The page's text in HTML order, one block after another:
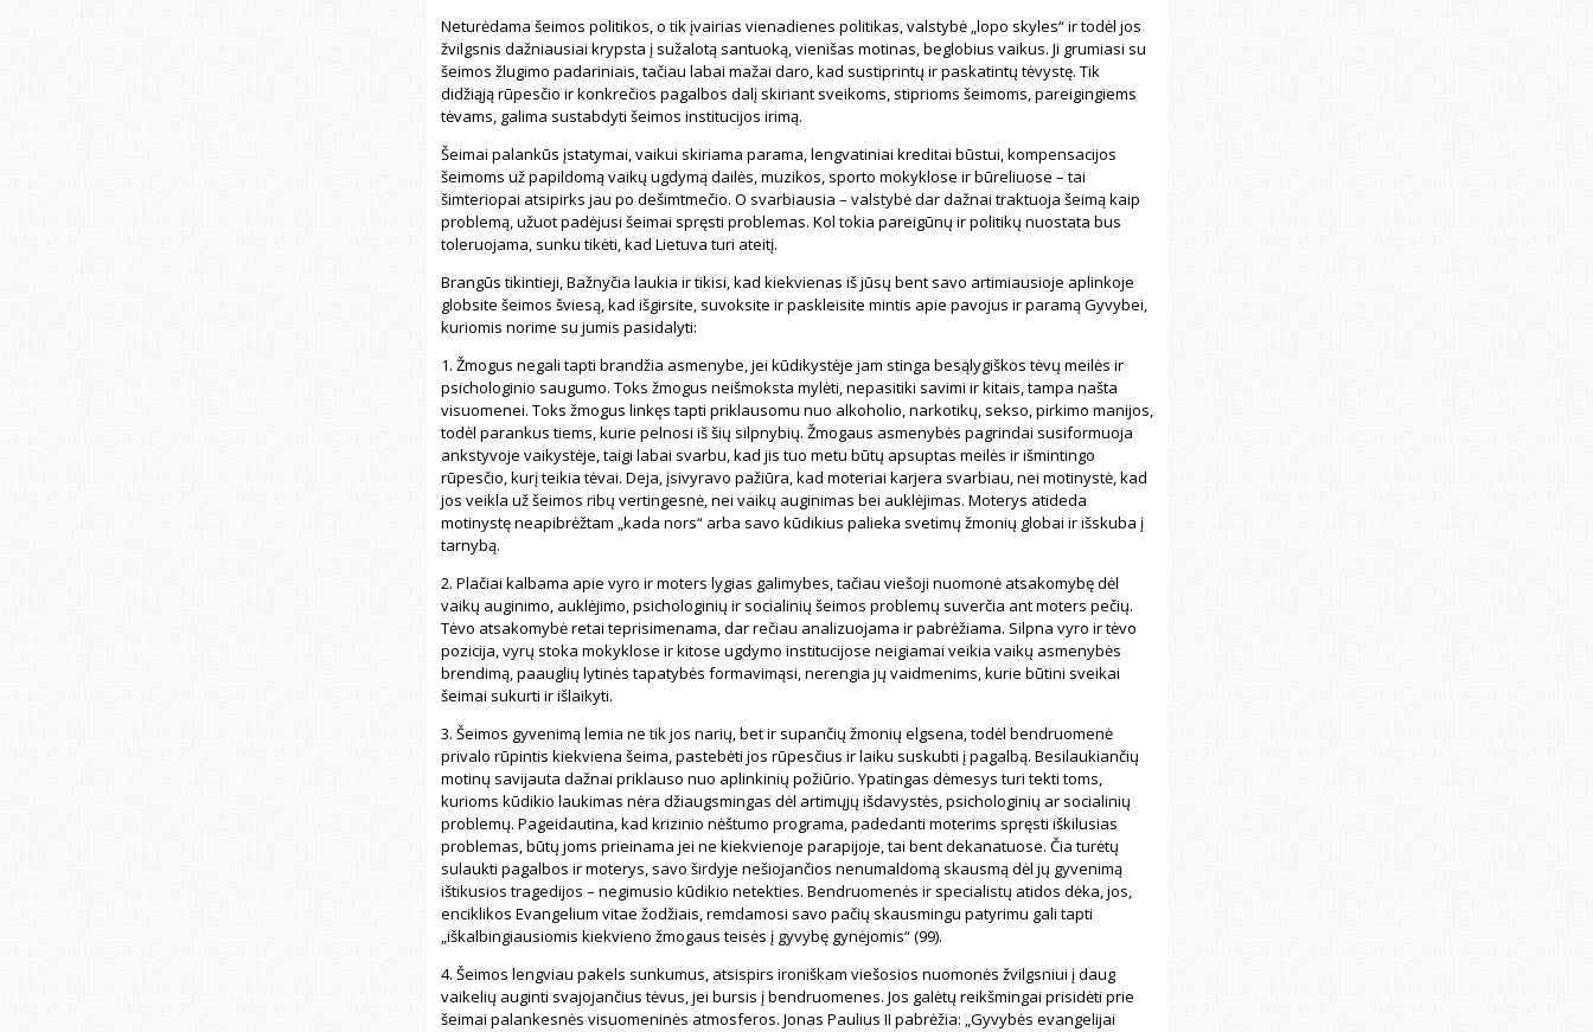
Neturėdama šeimos politikos, o tik įvairias vienadienes politikas, valstybė „lopo skyles“ ir todėl jos
žvilgsnis dažniausiai krypsta į sužalotą santuoką, vienišas motinas, beglobius vaikus. Ji grumiasi su
šeimos žlugimo padariniais, tačiau labai mažai daro, kad sustiprintų ir paskatintų tėvystę. Tik
didžiąją rūpesčio ir konkrečios pagalbos dalį skiriant sveikoms, stiprioms šeimoms, pareigingiems
tėvams, galima sustabdyti šeimos institucijos irimą.
Šeimai palankūs įstatymai, vaikui skiriama parama, lengvatiniai kreditai būstui, kompensacijos
šeimoms už papildomą vaikų ugdymą dailės, muzikos, sporto mokyklose ir būreliuose – tai
šimteriopai atsipirks jau po dešimtmečio. O svarbiausia – valstybė dar dažnai traktuoja šeimą kaip
problemą, užuot padėjusi šeimai spręsti problemas. Kol tokia pareigūnų ir politikų nuostata bus
toleruojama, sunku tikėti, kad Lietuva turi ateitį.
Brangūs tikintieji, Bažnyčia laukia ir tikisi, kad kiekvienas iš jūsų bent savo artimiausioje aplinkoje
globsite šeimos šviesą, kad išgirsite, suvoksite ir paskleisite mintis apie pavojus ir paramą Gyvybei,
kuriomis norime su jumis pasidalyti:
1. Žmogus negali tapti brandžia asmenybe, jei kūdikystėje jam stinga besąlygiškos tėvų meilės ir
psichologinio saugumo. Toks žmogus neišmoksta mylėti, nepasitiki savimi ir kitais, tampa našta
visuomenei. Toks žmogus linkęs tapti priklausomu nuo alkoholio, narkotikų, sekso, pirkimo manijos,
todėl parankus tiems, kurie pelnosi iš šių silpnybių. Žmogaus asmenybės pagrindai susiformuoja
ankstyvoje vaikystėje, taigi labai svarbu, kad jis tuo metu būtų apsuptas meilės ir išmintingo
rūpesčio, kurį teikia tėvai. Deja, įsivyravo pažiūra, kad moteriai karjera svarbiau, nei motinystė, kad
jos veikla už šeimos ribų vertingesnė, nei vaikų auginimas bei auklėjimas. Moterys atideda
motinystę neapibrėžtam „kada nors“ arba savo kūdikius palieka svetimų žmonių globai ir išskuba į
tarnybą.
2. Plačiai kalbama apie vyro ir moters lygias galimybes, tačiau viešoji nuomonė atsakomybę dėl
vaikų auginimo, auklėjimo, psichologinių ir socialinių šeimos problemų suverčia ant moters pečių.
Tėvo atsakomybė retai teprisimenama, dar rečiau analizuojama ir pabrėžiama. Silpna vyro ir tėvo
pozicija, vyrų stoka mokyklose ir kitose ugdymo institucijose neigiamai veikia vaikų asmenybės
brendimą, paauglių lytinės tapatybės formavimąsi, nerengia jų vaidmenims, kurie būtini sveikai
šeimai sukurti ir išlaikyti.
3. Šeimos gyvenimą lemia ne tik jos narių, bet ir supančių žmonių elgsena, todėl bendruomenė
privalo rūpintis kiekviena šeima, pastebėti jos rūpesčius ir laiku suskubti į pagalbą. Besilaukiančių
motinų savijauta dažnai priklauso nuo aplinkinių požiūrio. Ypatingas dėmesys turi tekti toms,
kurioms kūdikio laukimas nėra džiaugsmingas dėl artimųjų išdavystės, psichologinių ar socialinių
problemų. Pageidautina, kad krizinio nėštumo programa, padedanti moterims spręsti iškilusias
problemas, būtų joms prieinama jei ne kiekvienoje parapijoje, tai bent dekanatuose. Čia turėtų
sulaukti pagalbos ir moterys, savo širdyje nešiojančios nenumaldomą skausmą dėl jų gyvenimą
ištikusios tragedijos – negimusio kūdikio netekties. Bendruomenės ir specialistų atidos dėka, jos,
enciklikos Evangelium vitae žodžiais, remdamosi savo pačių skausmingu patyrimu gali tapti
„iškalbingiausiomis kiekvieno žmogaus teisės į gyvybę gynėjomis“ (99).
4. Šeimos lengviau pakels sunkumus, atsispirs ironiškam viešosios nuomonės žvilgsniui į daug
vaikelių auginti svajojančius tėvus, jei bursis į bendruomenes. Jos galėtų reikšmingai prisidėti prie
šeimai palankesnės visuomeninės atmosferos. Jonas Paulius II pabrėžia: „Gyvybės evangelijai